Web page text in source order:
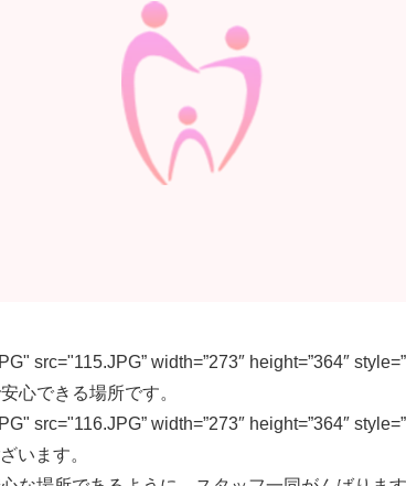
src="115.JPG” width=”273″ height=”364″
心できる場所です。
src="116.JPG” width=”273″ height=”364″
います。